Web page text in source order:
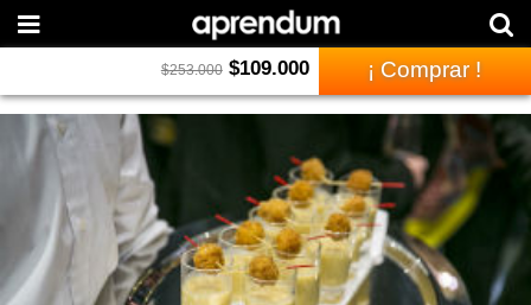
$253.000 $109.000 ¡ Comprar !